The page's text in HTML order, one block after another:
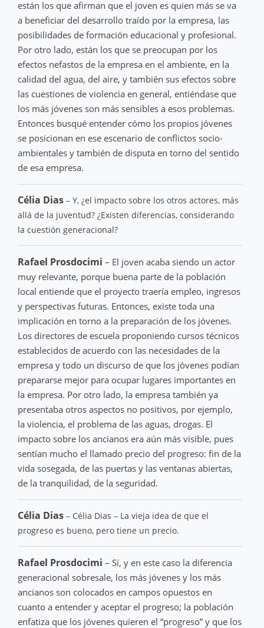
están los que afirman que el joven es quien más se va
a beneficiar del desarrollo traído por la empresa, las
posibilidades de formación educacional y profesional.
Por otro lado, están los que se preocupan por los
efectos nefastos de la empresa en el ambiente, en la
calidad del agua, del aire, y también sus efectos sobre
las cuestiones de violencia en general, entiéndase que
los más jóvenes son más sensibles a esos problemas.
Entonces busqué entender cómo los propios jóvenes
se posicionan en ese escenario de conflictos socio-
ambientales y también de disputa en torno del sentido
de esa empresa.
Célia Dias – Y, ¿el impacto sobre los otros actores, más
allá de la juventud? ¿Existen diferencias, considerando
la cuestión generacional?
Rafael Prosdocimi – El joven acaba siendo un actor
muy relevante, porque buena parte de la población
local entiende que el proyecto traería empleo, ingresos
y perspectivas futuras. Entonces, existe toda una
implicación en torno a la preparación de los jóvenes.
Los directores de escuela proponiendo cursos técnicos
establecidos de acuerdo con las necesidades de la
empresa y todo un discurso de que los jóvenes podían
prepararse mejor para ocupar lugares importantes en
la empresa. Por otro lado, la empresa también ya
presentaba otros aspectos no positivos, por ejemplo,
la violencia, el problema de las aguas, drogas. El
impacto sobre los ancianos era aún más visible, pues
sentían mucho el llamado precio del progreso: fin de la
vida sosegada, de las puertas y las ventanas abiertas,
de la tranquilidad, de la seguridad.
Célia Dias – Célia Dias – La vieja idea de que el
progreso es bueno, pero tiene un precio.
Rafael Prosdocimi – Sí, y en este caso la diferencia
generacional sobresale, los más jóvenes y los más
ancianos son colocados en campos opuestos en
cuanto a entender y aceptar el progreso; la población
enfatiza que los jóvenes quieren el “progreso” y que los